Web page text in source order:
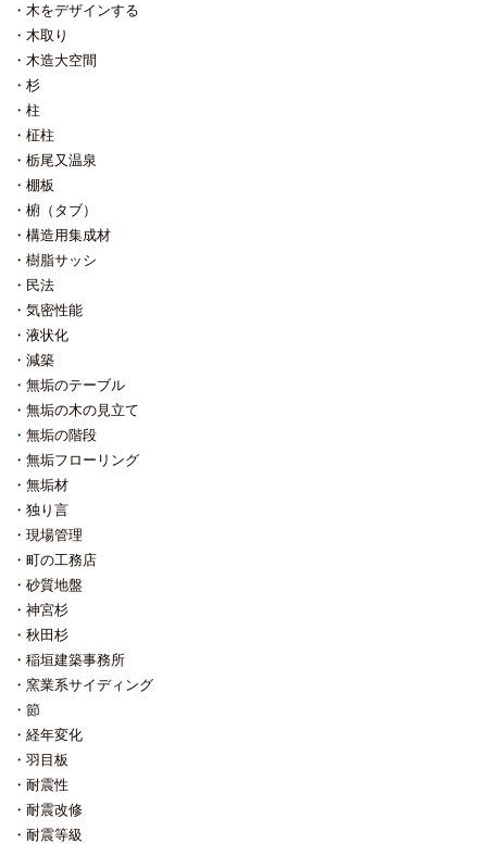
木をデザインする
木取り
木造大空間
杉
柱
柾柱
栃尾又温泉
棚板
椨（タブ）
構造用集成材
樹脂サッシ
民法
気密性能
液状化
減築
無垢のテーブル
無垢の木の見立て
無垢の階段
無垢フローリング
無垢材
独り言
現場管理
町の工務店
砂質地盤
神宮杉
秋田杉
稲垣建築事務所
窯業系サイディング
節
経年変化
羽目板
耐震性
耐震改修
耐震等級